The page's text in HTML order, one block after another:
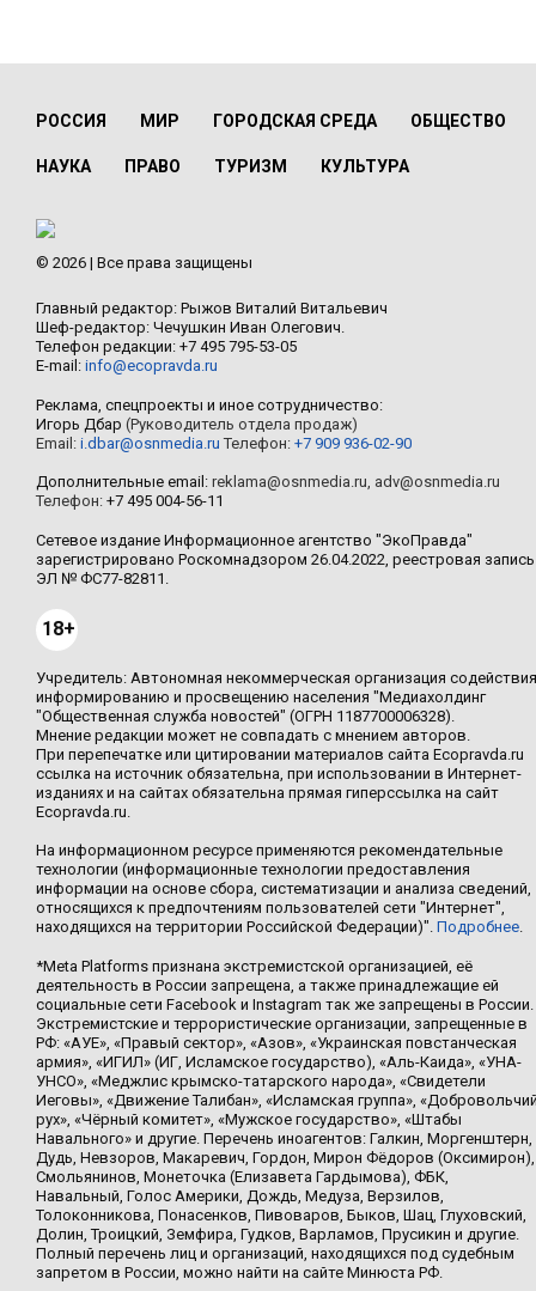
РОССИЯ МИР ГОРОДСКАЯ СРЕДА ОБЩЕСТВО
НАУКА ПРАВО ТУРИЗМ КУЛЬТУРА
© 2026 | Все права защищены
Главный редактор: Рыжов Виталий Витальевич
Шеф-редактор: Чечушкин Иван Олегович.
Телефон редакции: +7 495 795-53-05
E-mail: info@ecopravda.ru
Реклама, спецпроекты и иное сотрудничество:
Игорь Дбар (Руководитель отдела продаж)
Email: i.dbar@osnmedia.ru Телефон: +7 909 936-02-90
Дополнительные email: reklama@osnmedia.ru, adv@osnmedia.ru
Телефон: +7 495 004-56-11
Сетевое издание Информационное агентство "ЭкоПравда"
зарегистрировано Роскомнадзором 26.04.2022, реестровая запись
ЭЛ № ФС77-82811.
18+
Учредитель: Автономная некоммерческая организация содействия
информированию и просвещению населения "Медиахолдинг
"Общественная служба новостей" (ОГРН 1187700006328).
Мнение редакции может не совпадать с мнением авторов.
При перепечатке или цитировании материалов сайта Ecopravda.ru
ссылка на источник обязательна, при использовании в Интернет-
изданиях и на сайтах обязательна прямая гиперссылка на сайт
Ecopravda.ru.
На информационном ресурсе применяются рекомендательные
технологии (информационные технологии предоставления
информации на основе сбора, систематизации и анализа сведений,
относящихся к предпочтениям пользователей сети "Интернет",
находящихся на территории Российской Федерации)". Подробнее.
*Meta Platforms признана экстремистской организацией, её
деятельность в России запрещена, а также принадлежащие ей
социальные сети Facebook и Instagram так же запрещены в России.
Экстремистские и террористические организации, запрещенные в
РФ: «АУЕ», «Правый сектор», «Азов», «Украинская повстанческая
армия», «ИГИЛ» (ИГ, Исламское государство), «Аль-Каида», «УНА-
УНСО», «Меджлис крымско-татарского народа», «Свидетели
Иеговы», «Движение Талибан», «Исламская группа»,
рух», «Чёрный комитет», «Мужское государство», «Штабы
Навального» и другие. Перечень иноагентов: Галкин, Моргенштерн,
Дудь, Невзоров, Макаревич, Гордон, Мирон Фёдоров (Оксимирон),
Смольянинов, Монеточка (Елизавета Гардымова), ФБК,
Навальный, Голос Америки, Дождь, Медуза, Верзилов,
Толоконникова, Понасенков, Пивоваров, Быков, Шац, Глуховский,
Долин, Троицкий, Земфира, Гудков, Варламов, Прусикин и другие.
Полный перечень лиц и организаций, находящихся под судебным
запретом в России, можно найти на сайте Минюста РФ.